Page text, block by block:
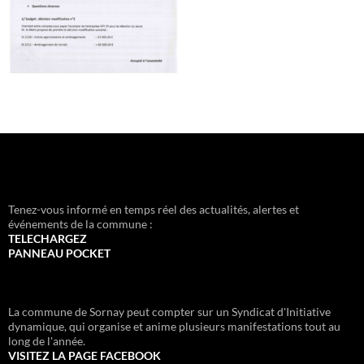
Tenez-vous informé en temps réel des actualités, alertes et
événements de la commune :
TELECHARGEZ
PANNEAU POCKET
La commune de Sornay peut compter sur un Syndicat d'Initiative
dynamique, qui organise et anime plusieurs manifestations tout au
long de l'année.
VISITEZ LA PAGE FACEBOOK